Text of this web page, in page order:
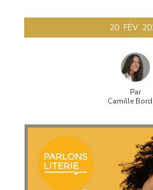
20 FÉV
Par
Camille